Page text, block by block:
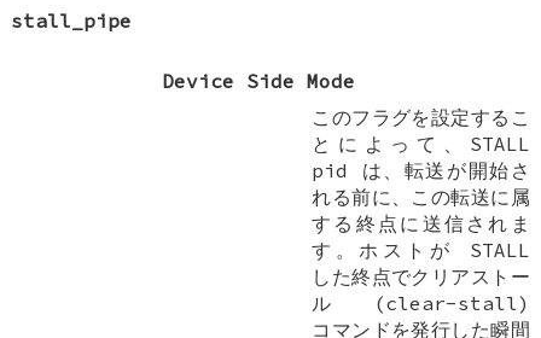
stall_pipe
Device Side Mode
このフラグを設定するこ
とによって、STALL
pid は、転送が開始さ
れる前に、この転送に属
する終点に送信されま
す。ホストが STALL
した終点でクリアストー
ル (clear-stall)
コマンドを発行した瞬間